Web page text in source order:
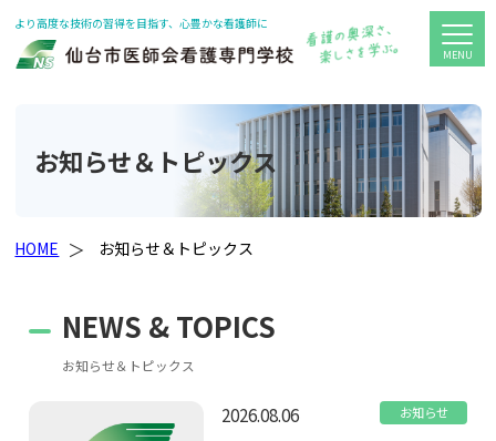
より高度な技術の習得を目指す、心豊かな看護師に
お知らせ＆トピックス
HOME お知らせ＆トピックス
NEWS & TOPICS
お知らせ＆トピックス
2026.08.06 お知らせ